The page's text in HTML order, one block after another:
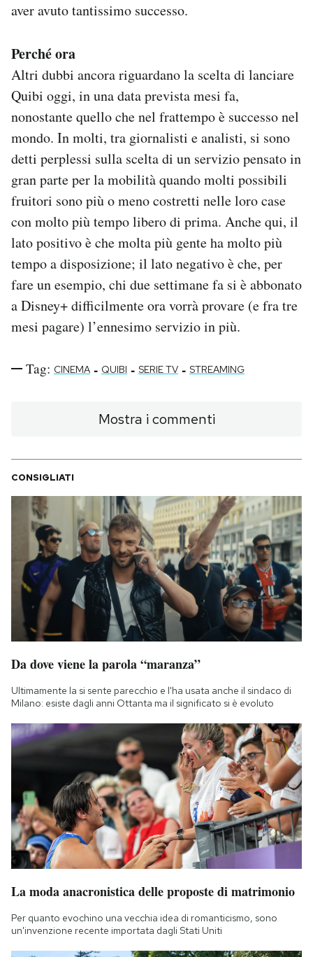
aver avuto tantissimo successo.
Perché ora
Altri dubbi ancora riguardano la scelta di lanciare
Quibi oggi, in una data prevista mesi fa,
nonostante quello che nel frattempo è successo nel
mondo. In molti, tra giornalisti e analisti, si sono
detti perplessi sulla scelta di un servizio pensato in
gran parte per la mobilità quando molti possibili
fruitori sono più o meno costretti nelle loro case
con molto più tempo libero di prima. Anche qui, il
lato positivo è che molta più gente ha molto più
tempo a disposizione; il lato negativo è che, per
fare un esempio, chi due settimane fa si è abbonato
a Disney+ difficilmente ora vorrà provare (e fra tre
mesi pagare) l’ennesimo servizio in più.
Tag: CINEMA - QUIBI - SERIE TV - STREAMING
Mostra i commenti
CONSIGLIATI
Da dove viene la parola “maranza”
Ultimamente la si sente parecchio e l'ha usata anche il sindaco di
Milano: esiste dagli anni Ottanta ma il significato si è evoluto
La moda anacronistica delle proposte di matrimonio
Per quanto evochino una vecchia idea di romanticismo, sono
un'invenzione recente importata dagli Stati Uniti